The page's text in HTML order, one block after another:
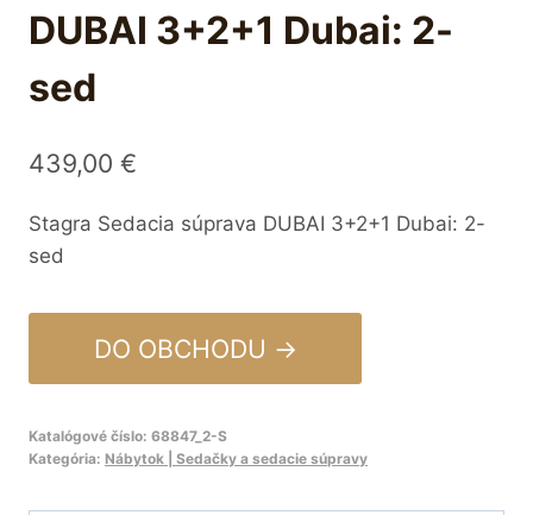
DUBAI 3+2+1 Dubai: 2-
sed
439,00 €
Stagra Sedacia súprava DUBAI 3+2+1 Dubai: 2-
sed
DO OBCHODU →
Katalógové číslo: 68847_2-S
Kategória: Nábytok | Sedačky a sedacie súpravy